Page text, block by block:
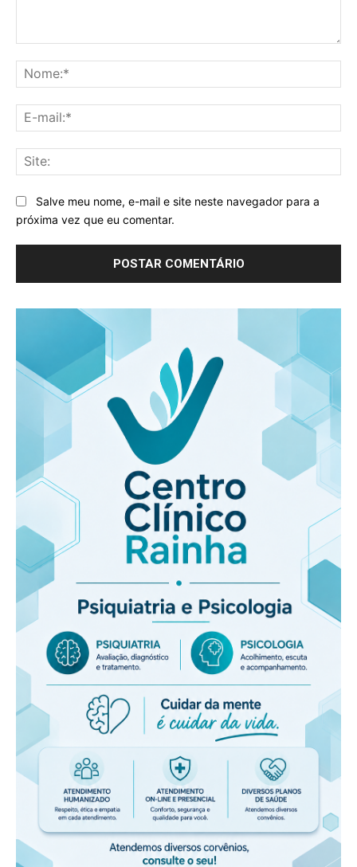
Salve meu nome, e-mail e site neste navegador para a
próxima vez que eu comentar.